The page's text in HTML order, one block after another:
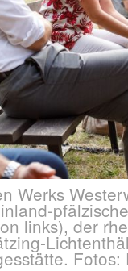
Werks
links), der
Fotos: